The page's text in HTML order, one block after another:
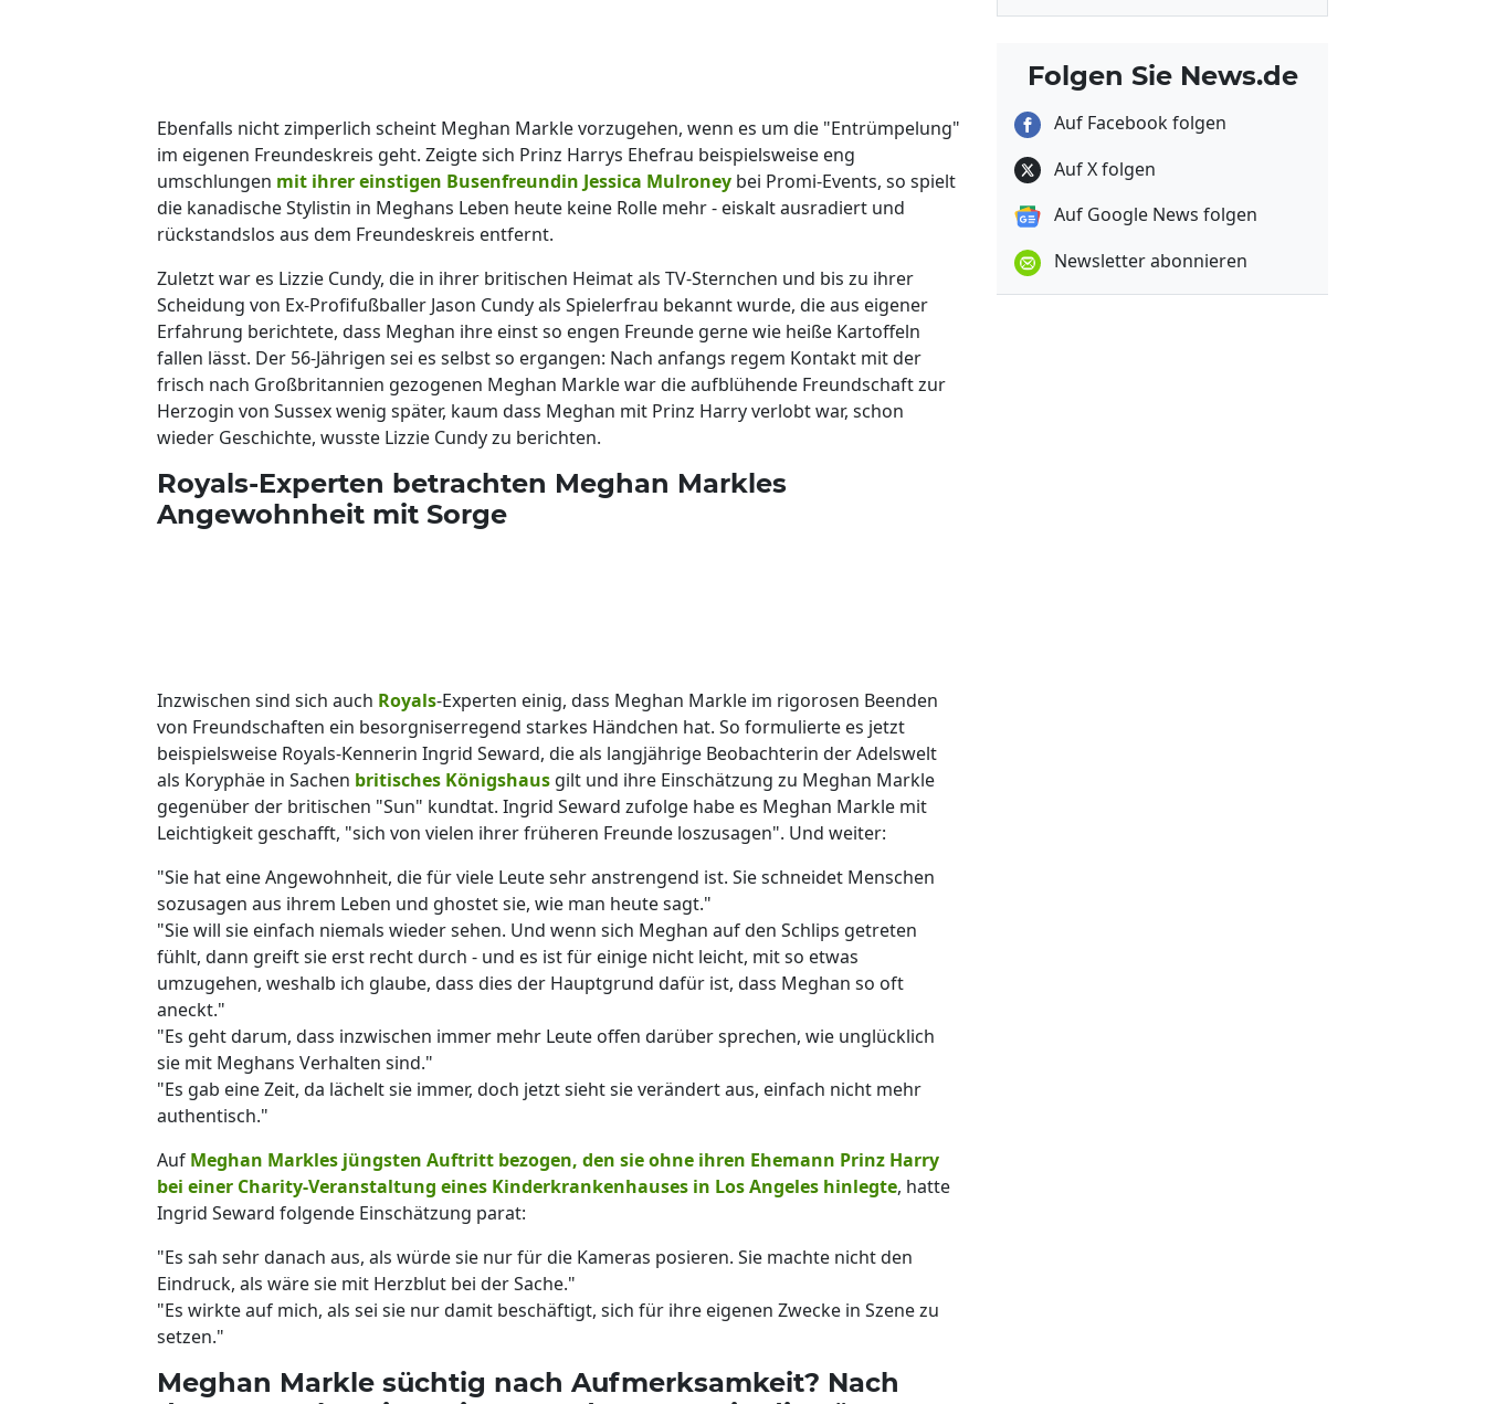
Ebenfalls nicht zimperlich scheint Meghan Markle vorzugehen, wenn es um die "Entrümpelung"
im eigenen Freundeskreis geht. Zeigte sich Prinz Harrys Ehefrau beispielsweise eng
umschlungen mit ihrer einstigen Busenfreundin Jessica Mulroney bei Promi-Events, so spielt
die kanadische Stylistin in Meghans Leben heute keine Rolle mehr - eiskalt ausradiert und
rückstandslos aus dem Freundeskreis entfernt.
Zuletzt war es Lizzie Cundy, die in ihrer britischen Heimat als TV-Sternchen und bis zu ihrer
Scheidung von Ex-Profifußballer Jason Cundy als Spielerfrau bekannt wurde, die aus eigener
Erfahrung berichtete, dass Meghan ihre einst so engen Freunde gerne wie heiße Kartoffeln
fallen lässt. Der 56-Jährigen sei es selbst so ergangen: Nach anfangs regem Kontakt mit der
frisch nach Großbritannien gezogenen Meghan Markle war die aufblühende Freundschaft zur
Herzogin von Sussex wenig später, kaum dass Meghan mit Prinz Harry verlobt war, schon
wieder Geschichte, wusste Lizzie Cundy zu berichten.
Royals-Experten betrachten Meghan Markles
Angewohnheit mit Sorge
Inzwischen sind sich auch Royals-Experten einig, dass Meghan Markle im rigorosen Beenden
von Freundschaften ein besorgniserregend starkes Händchen hat. So formulierte es jetzt
beispielsweise Royals-Kennerin Ingrid Seward, die als langjährige Beobachterin der Adelswelt
als Koryphäe in Sachen britisches Königshaus gilt und ihre Einschätzung zu Meghan Markle
gegenüber der britischen "Sun" kundtat. Ingrid Seward zufolge habe es Meghan Markle mit
Leichtigkeit geschafft, "sich von vielen ihrer früheren Freunde loszusagen". Und weiter:
"Sie hat eine Angewohnheit, die für viele Leute sehr anstrengend ist. Sie schneidet Menschen
sozusagen aus ihrem Leben und ghostet sie, wie man heute sagt."
"Sie will sie einfach niemals wieder sehen. Und wenn sich Meghan auf den Schlips getreten
fühlt, dann greift sie erst recht durch - und es ist für einige nicht leicht, mit so etwas
umzugehen, weshalb ich glaube, dass dies der Hauptgrund dafür ist, dass Meghan so oft
aneckt."
"Es geht darum, dass inzwischen immer mehr Leute offen darüber sprechen, wie unglücklich
sie mit Meghans Verhalten sind."
"Es gab eine Zeit, da lächelt sie immer, doch jetzt sieht sie verändert aus, einfach nicht mehr
authentisch."
Auf Meghan Markles jüngsten Auftritt bezogen, den sie ohne ihren Ehemann Prinz Harry
bei einer Charity-Veranstaltung eines Kinderkrankenhauses in Los Angeles hinlegte, hatte
Ingrid Seward folgende Einschätzung parat:
"Es sah sehr danach aus, als würde sie nur für die Kameras posieren. Sie machte nicht den
Eindruck, als wäre sie mit Herzblut bei der Sache."
"Es wirkte auf mich, als sei sie nur damit beschäftigt, sich für ihre eigenen Zwecke in Szene zu
setzen."
Meghan Markle süchtig nach Aufmerksamkeit? Nach
Folgen Sie News.de
Auf Facebook folgen
Auf X folgen
Auf Google News folgen
Newsletter abonnieren